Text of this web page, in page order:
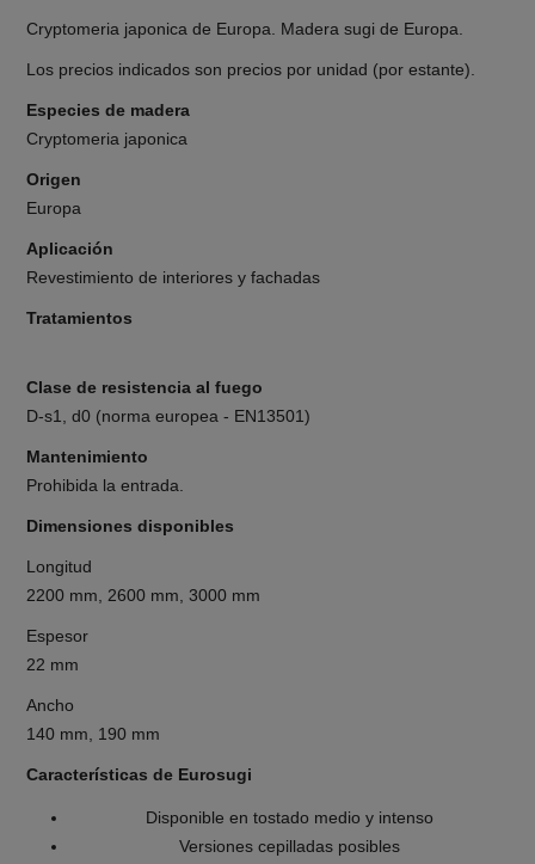
Cryptomeria japonica de Europa. Madera sugi de Europa.
Los precios indicados son precios por unidad (por estante).
Especies de madera
Cryptomeria japonica
Origen
Europa
Aplicación
Revestimiento de interiores y fachadas
Tratamientos
Clase de resistencia al fuego
D-s1, d0 (norma europea - EN13501)
Mantenimiento
Prohibida la entrada.
Dimensiones disponibles
Longitud
2200 mm, 2600 mm, 3000 mm
Espesor
22 mm
Ancho
140 mm, 190 mm
Características de Eurosugi
Disponible en tostado medio y intenso
Versiones cepilladas posibles